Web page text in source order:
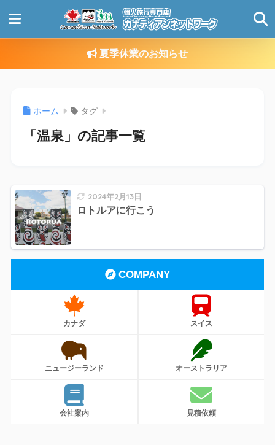
夏季休業のお知らせ
ホーム タグ
「温泉」の記事一覧
2024年2月13日
ロトルアに行こう
COMPANY
カナダ スイス
ニュージーランド オーストラリア
会社案内 見積依頼